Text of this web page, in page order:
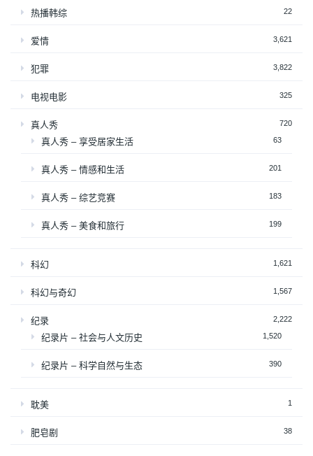
热播韩综 22
爱情 3,621
犯罪 3,822
电视电影 325
真人秀 720
真人秀 – 享受居家生活 63
真人秀 – 情感和生活 201
真人秀 – 综艺竞赛 183
真人秀 – 美食和旅行 199
科幻 1,621
科幻与奇幻 1,567
纪录 2,222
纪录片 – 社会与人文历史 1,520
纪录片 – 科学自然与生态 390
耽美 1
肥皂剧 38